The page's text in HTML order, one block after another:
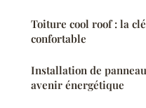
Toiture cool roof : la
confortable
Installation de
avenir énergétique